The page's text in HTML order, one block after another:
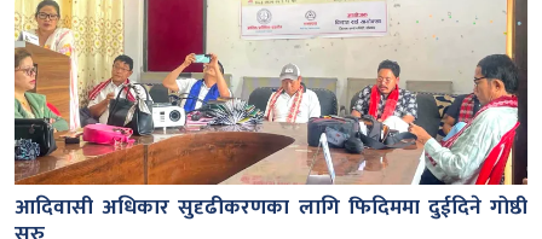
आदिवासी अधिकार सुदृढीकरणका लागि फिदिममा दुईदिने गोष्ठी